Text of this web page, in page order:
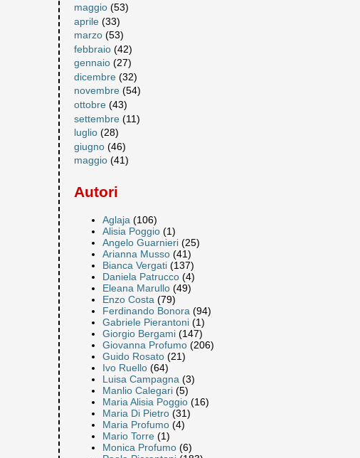
maggio (53)
aprile (33)
marzo (53)
febbraio (42)
gennaio (27)
dicembre (32)
novembre (54)
ottobre (43)
settembre (11)
luglio (28)
giugno (46)
maggio (41)
Autori
Aglaja (106)
Alisia Poggio (1)
Angelo Guarnieri (25)
Arianna Musso (41)
Bianca Vergati (137)
Daniela Patrucco (4)
Eleana Marullo (49)
Enzo Costa (79)
Ferdinando Bonora (94)
Gabriele Pierantoni (1)
Giorgio Bergami (147)
Giovanna Profumo (206)
Guido Rosato (21)
Ivo Ruello (64)
Luisa Campagna (3)
Manlio Calegari (5)
Maria Alisia Poggio (16)
Maria Di Pietro (31)
Maria Profumo (4)
Mario Torre (1)
Monica Profumo (6)